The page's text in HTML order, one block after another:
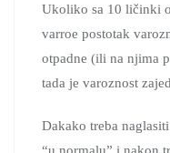
Ukoliko sa 10 ličinki
varroe postotak
otpadne (ili na njima
tada je varoznost
Dakako treba
“u normalu” i nakon